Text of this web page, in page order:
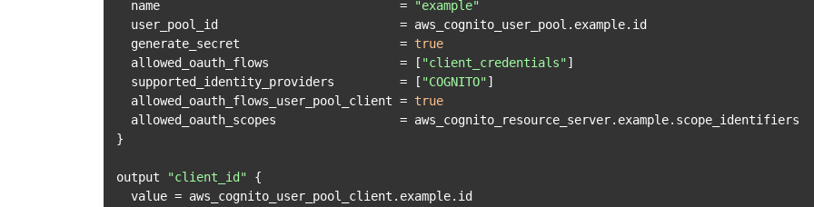
  name                                 =
"example"
  generate_secret                      =
true
  allowed_oauth_flows                  = [
"client_credentials"]
  supported_identity_providers         = [
"COGNITO"]
  allowed_oauth_flows_user_pool_client =
true
}
output "client_id" {